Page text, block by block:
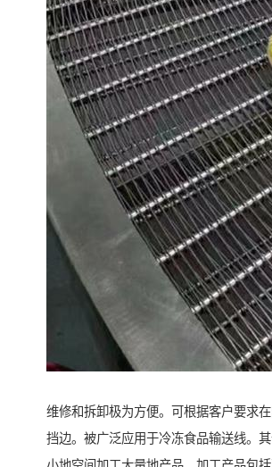
维修和拆卸极为方便。可根据客户要求
挡边。被广泛应用于冷冻食品输送线。